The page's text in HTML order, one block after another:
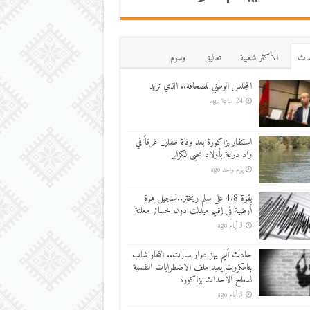
اﻷكثر شعبية تعاليق
وسوم
المجلس الوطني للصحافة.. الذي نريد
24 ساعة ago
استنفار بزاكورة بعد وفاة طفلين غرقاً في
واد درعة بأولاد يحيى لكراير
يوم واحد ago
بقوة 4.8 على سلم ريختر..تسجيل هزة
أرضية في إقليم ميدلت دون خسائر معلنة
3 أيام ago
حادث أليم يهز دوار سارت.. انتحار شاب
بتامكروت يعيد ملف الاضطرابات النفسية
لسطح الأحداث بزاكورة
3 أيام ago